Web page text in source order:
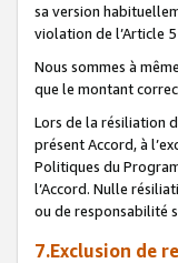
sa version
violation de l’Article
Nous sommes à
que le montant
Lors de la résiliation
présent Accord, à
Politiques du
l’Accord. Nulle
ou de responsabilité
7.Exclusion de